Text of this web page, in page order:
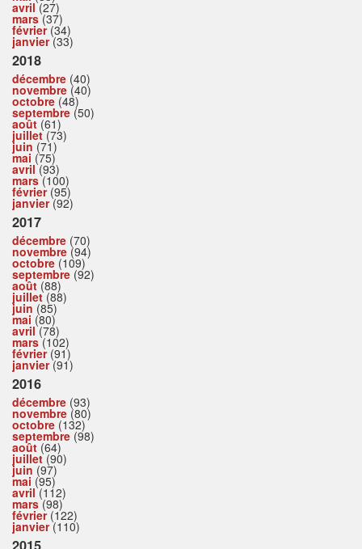
avril(27)
mars(37)
février(34)
janvier(33)
2018
décembre (40)
novembre (40)
octobre (48)
septembre (50)
août (61)
juillet(73)
juin (71)
mai (75)
avril(93)
mars(100)
février(95)
janvier(92)
2017
décembre (70)
novembre (94)
octobre (109)
septembre (92)
août (88)
juillet(88)
juin (85)
mai (80)
avril(78)
mars(102)
février(91)
janvier(91)
2016
décembre (93)
novembre (80)
octobre (132)
septembre (98)
août (64)
juillet(90)
juin (97)
mai (95)
avril(112)
mars(98)
février(122)
janvier(110)
2015